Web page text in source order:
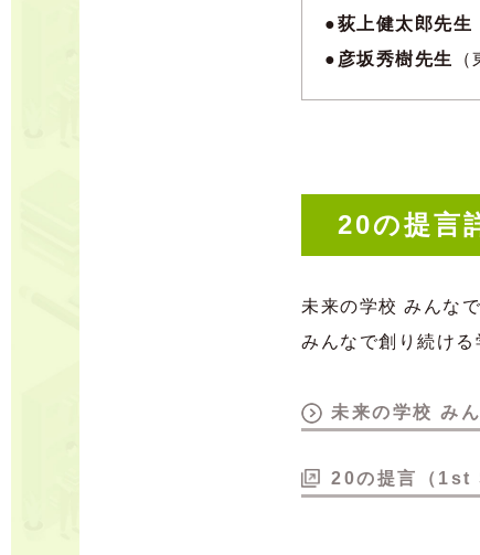
●荻上健太郎先生
● 彦坂秀樹先生
20の提言
未来の学校 みんな
みんなで創り続ける
未来の学校 み
20の提言（1st